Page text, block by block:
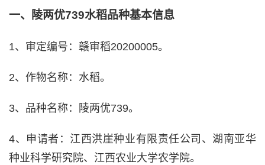
一、陵两优739水稻品种基本信息
1、审定编号：赣审稻20200005。
2、作物名称：水稻。
3、品种名称：陵两优739。
4、申请者：江西洪崖种业有限责任公司、湖南亚华
种业科学研究院、江西农业大学农学院。